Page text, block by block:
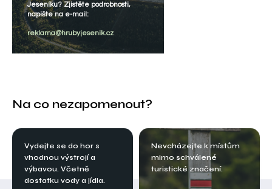
Jeseníku? Zjistěte podrobnosti,
napište na e-mail:
reklama@hrubyjesenik.cz
Na co nezapomenout?
Vydejte se do hor s
vhodnou výstrojí a
výbavou. Včetně
dostatku vody a jídla.
Nevcházejte k místům
mimo schválené
turistické značení.